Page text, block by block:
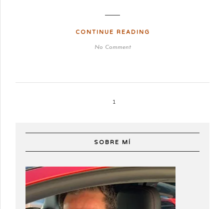
CONTINUE READING
No Comment
1
SOBRE MÍ